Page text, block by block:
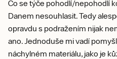
Co se týče pohodlí/nepohodlí
Danem nesouhlasit. Tedy
opravdu s podražením nijak
ano. Jednoduše mi vadí
náchylném materiálu, jako je